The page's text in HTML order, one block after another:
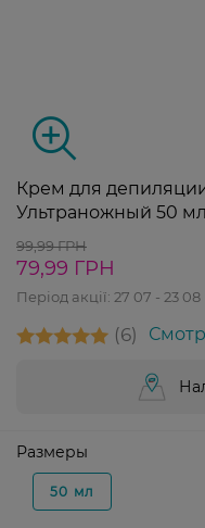
Крем для
Ультраножный 50 мл
99,99 ГРН
79,99 ГРН
Період акції: 27 07 - 23 08
6
Размеры
50 мл